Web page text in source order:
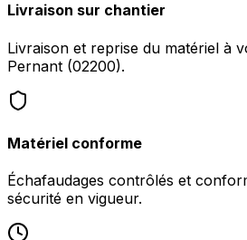
Livraison sur chantier
Livraison et reprise du matériel à
Pernant (02200).
Matériel conforme
Échafaudages contrôlés et
sécurité en vigueur.